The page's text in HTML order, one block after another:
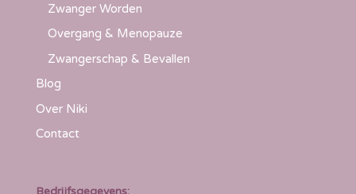
Zwanger Worden
Overgang & Menopauze
Zwangerschap & Bevallen
Blog
Over Niki
Contact